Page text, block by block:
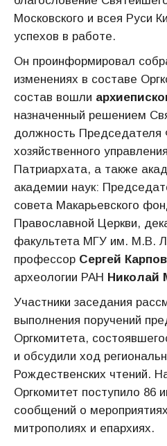
Московского и всея Руси
успехов в работе.
Он проинформировал
изменениях в составе
состав вошли
назначенный решением
должность Председателя
хозяйственного
Патриархата, а также
академии наук:
совета Макарьевского
Православной Церкви,
факультета МГУ им. М.В.
профессор Сергей Карпов
археологии РАН Николай
Участники заседания
выполнения поручений
Оргкомитета,
и обсудили ход
Рождественских чтений.
Оргкомитет поступило 86
сообщений о
митрополиях и епархиях.